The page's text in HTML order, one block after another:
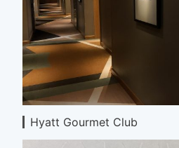
Hyatt Gourmet Club